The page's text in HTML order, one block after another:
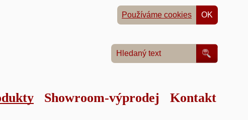
Používáme cookies OK
Showroom-výprodej Kontakt